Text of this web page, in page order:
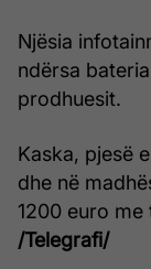
Njësia
ndërsa
prodhuesit.
Kaska, pjesë
dhe në
1200 euro me
/Telegrafi/